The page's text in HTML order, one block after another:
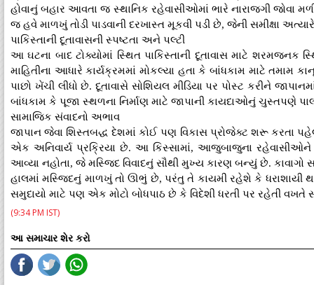
હોવાનું બહાર આવતા જ સ્થાનિક રહેવાસીઓમાં ભારે નારાજગી જોવા
જ હવે માળખું તોડી પાડવાની દરખાસ્ત મૂકવી પડી છે, જેની સમીક્ષા
પાકિસ્તાની દૂતાવાસની સ્પષ્ટતા અને પલ્ટી
આ ઘટના બાદ ટોક્યોમાં સ્થિત પાકિસ્તાની દૂતાવાસ માટે
માહિતીના આધારે કાર્યક્રમમાં મોકલ્યા હતા કે બાંધકામ માટે તમામ
પાછો ખેંચી લીધો છે. દૂતાવાસે સોશિયલ મીડિયા પર પોસ્ટ કરીને
બાંધકામ કે પૂજા સ્થળના નિર્માણ માટે જાપાની કાયદાઓનું ચુસ્તપણે
સામાજિક સંવાદનો અભાવ
જાપાન જેવા શિસ્તબદ્ધ દેશમાં કોઈ પણ વિકાસ પ્રોજેક્ટ શરૂ કરતા
એક અનિવાર્ય પ્રક્રિયા છે. આ કિસ્સામાં, આજુબાજુના રહેવાસીઓને
આવ્યા નહોતા, જે મસ્જિદ વિવાદનું સૌથી મુખ્ય કારણ બન્યું છે. કાવાગો
હાલમાં મસ્જિદનું માળખું તો ઊભું છે, પરંતુ તે કાયમી રહેશે કે ધરાશાયી
સમુદાયો માટે પણ એક મોટો બોધપાઠ છે કે વિદેશી ધરતી પર રહેતી
(9:34 PM IST)
આ સમાચાર શેર કરો